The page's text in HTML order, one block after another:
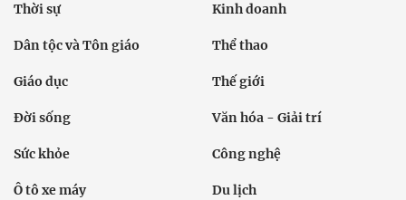
Thời sự Kinh doanh
Dân tộc và Tôn giáo Thể thao
Giáo dục Thế giới
Đời sống Văn hóa - Giải trí
Sức khỏe Công nghệ
Ô tô xe máy Du lịch